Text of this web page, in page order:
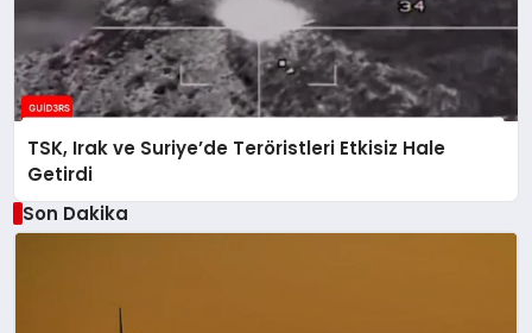
TSK, Irak ve Suriye’de Teröristleri Etkisiz Hale
Getirdi
Son Dakika